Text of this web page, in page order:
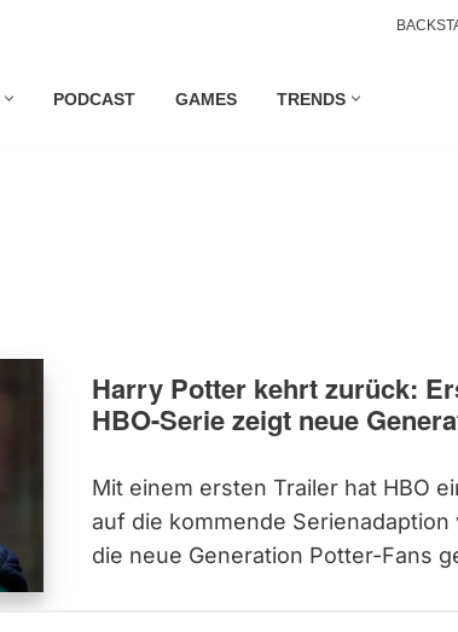
PODCAST GAMES TRENDS
Harry Potter kehrt zurück:
HBO-Serie zeigt neue
Mit einem ersten Trailer hat HBO
auf die kommende Serienadaption
die neue Generation Potter-Fans